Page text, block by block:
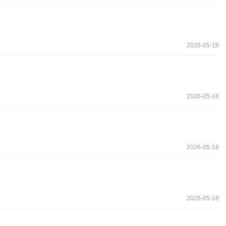
2026-05-18
2026-05-18
2026-05-18
2026-05-18